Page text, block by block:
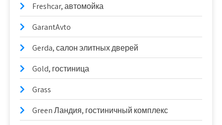
Freshcar, автомойка
GarantAvto
Gerda, салон элитных дверей
Gold, гостиница
Grass
Green Ландия, гостиничный комплекс